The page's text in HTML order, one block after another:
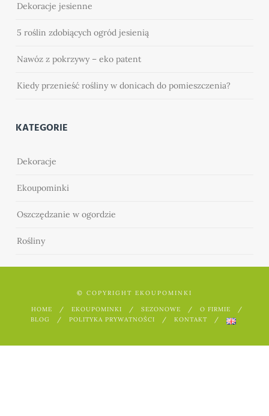
Dekoracje jesienne
5 roślin zdobiących ogród jesienią
Nawóz z pokrzywy – eko patent
Kiedy przenieść rośliny w donicach do pomieszczenia?
KATEGORIE
Dekoracje
Ekoupominki
Oszczędzanie w ogordzie
Rośliny
© COPYRIGHT EKOUPOMINKI
HOME EKOUPOMINKI SEZONOWE
O FIRMIE
BLOG
POLITYKA PRYWATNOŚCI KONTAKT